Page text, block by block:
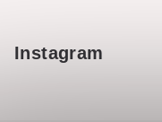
Instagram